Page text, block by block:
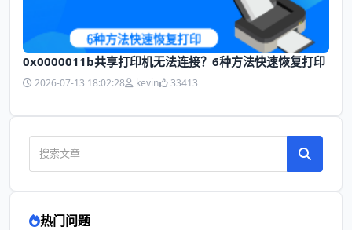
0x0000011b共享打印机无法连接？6种方法快速恢复打印
2026-07-13 18:02:28 kevin 33413
热门问题